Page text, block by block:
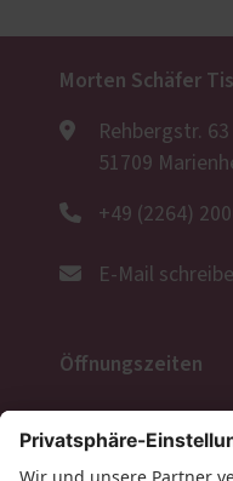
Morten Schäfer
Rehbergstr. 63
51709
+49 (2264)
E-Mail
Öffnungszeiten
Folgen Sie uns